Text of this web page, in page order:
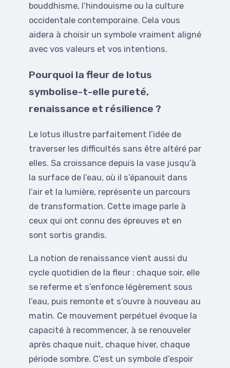
bouddhisme, l’hindouisme ou la culture
occidentale contemporaine. Cela vous
aidera à choisir un symbole vraiment aligné
avec vos valeurs et vos intentions.
Pourquoi la fleur de lotus
symbolise-t-elle pureté,
renaissance et résilience ?
Le lotus illustre parfaitement l’idée de
traverser les difficultés sans être altéré par
elles. Sa croissance depuis la vase jusqu’à
la surface de l’eau, où il s’épanouit dans
l’air et la lumière, représente un parcours
de transformation. Cette image parle à
ceux qui ont connu des épreuves et en
sont sortis grandis.
La notion de renaissance vient aussi du
cycle quotidien de la fleur : chaque soir, elle
se referme et s’enfonce légèrement sous
l’eau, puis remonte et s’ouvre à nouveau au
matin. Ce mouvement perpétuel évoque la
capacité à recommencer, à se renouveler
après chaque nuit, chaque hiver, chaque
période sombre. C’est un symbole d’espoir